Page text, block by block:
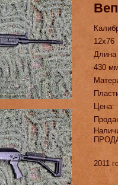
12х76
430
Цена:
2011